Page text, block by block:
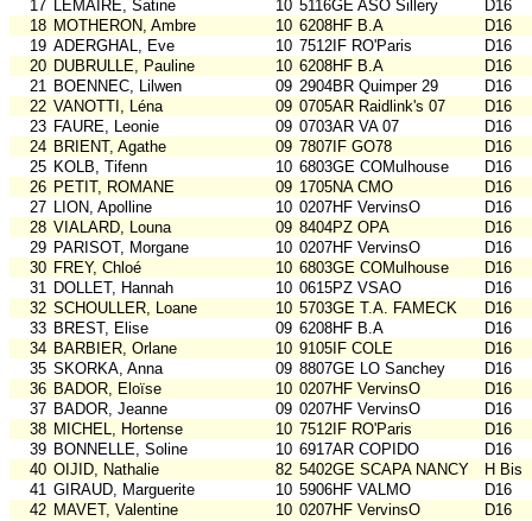
17 LEMAIRE, Satine 10 5116GE ASO Sillery
D16
18 MOTHERON, Ambre 10 6208HF B.A
D16
19 ADERGHAL, Eve 10 7512IF RO'Paris
D16
20 DUBRULLE, Pauline 10 6208HF B.A
D16
21 BOENNEC, Lilwen 09 2904BR Quimper 29
D16
22 VANOTTI, Léna 09 0705AR Raidlink's 07
D16
23 FAURE, Leonie 09 0703AR VA 07
D16
24 BRIENT, Agathe 09 7807IF GO78
D16
25 KOLB, Tifenn 10 6803GE COMulhouse
D16
26 PETIT, ROMANE 09 1705NA CMO
D16
27 LION, Apolline 10 0207HF VervinsO
D16
28 VIALARD, Louna 09 8404PZ OPA
D16
29 PARISOT, Morgane 10 0207HF VervinsO
D16
30 FREY, Chloé 10 6803GE COMulhouse
D16
31 DOLLET, Hannah 10 0615PZ VSAO
D16
32 SCHOULLER, Loane 10 5703GE T.A. FAMECK
D16
33 BREST, Elise 09 6208HF B.A
D16
34 BARBIER, Orlane 10 9105IF COLE
D16
35 SKORKA, Anna 09 8807GE LO Sanchey
D16
36 BADOR, Eloïse 10 0207HF VervinsO
D16
37 BADOR, Jeanne 09 0207HF VervinsO
D16
38 MICHEL, Hortense 10 7512IF RO'Paris
D16
39 BONNELLE, Soline 10 6917AR COPIDO
D16
40 OIJID, Nathalie 82 5402GE SCAPA NANCY
H Bis
41 GIRAUD, Marguerite 10 5906HF VALMO
D16
42 MAVET, Valentine 10 0207HF VervinsO D16